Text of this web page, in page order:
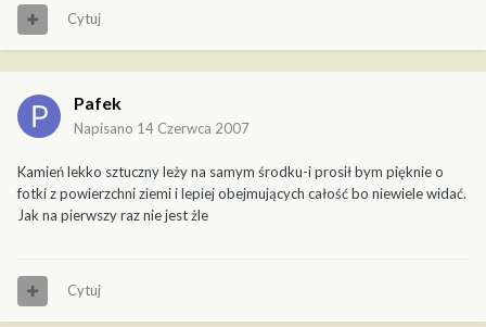
Cytuj
Pafek
Napisano 14 Czerwca 2007
Kamień lekko sztuczny leży na samym środku-i prosił bym pięknie o
fotki z powierzchni ziemi i lepiej obejmujących całość bo niewiele widać.
Jak na pierwszy raz nie jest żle
Cytuj